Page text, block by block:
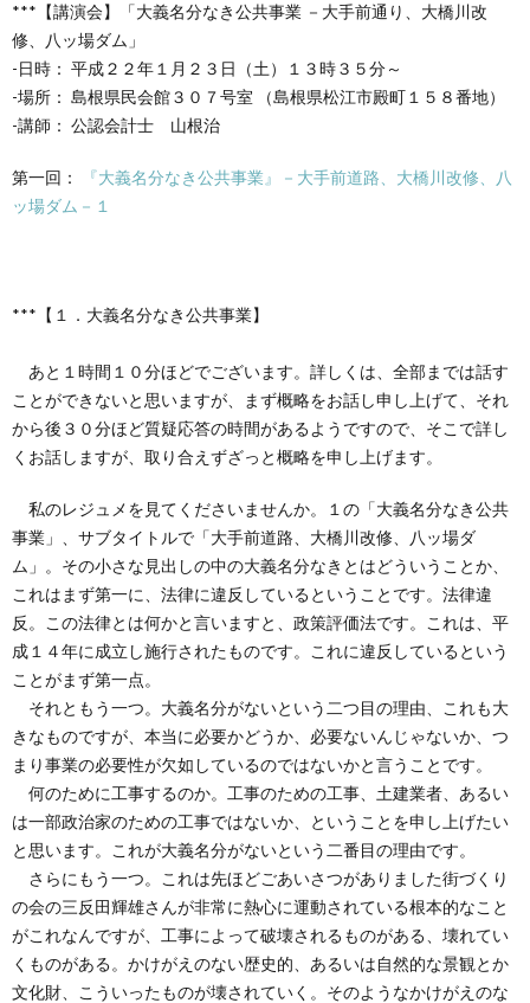
***【講演会】「大義名分なき公共事業 －大手前通り、大橋川改
修、八ッ場ダム」
-日時： 平成２２年１月２３日（土）１３時３５分～
-場所： 島根県民会館３０７号室 （島根県松江市殿町１５８番地）
-講師： 公認会計士 山根治
第一回：
『大義名分なき公共事業』－大手前道路、大橋川改修、八
ッ場ダム－１
***【１．大義名分なき公共事業】
あと１時間１０分ほどでございます。詳しくは、全部までは話す
ことができないと思いますが、まず概略をお話し申し上げて、それ
から後３０分ほど質疑応答の時間があるようですので、そこで詳し
くお話しますが、取り合えずざっと概略を申し上げます。
私のレジュメを見てくださいませんか。１の「大義名分なき公共
事業」、サブタイトルで「大手前道路、大橋川改修、八ッ場ダ
ム」。その小さな見出しの中の大義名分なきとはどういうことか、
これはまず第一に、法律に違反しているということです。法律違
反。この法律とは何かと言いますと、政策評価法です。これは、平
成１４年に成立し施行されたものです。これに違反しているという
ことがまず第一点。
それともう一つ。大義名分がないという二つ目の理由、これも大
きなものですが、本当に必要かどうか、必要ないんじゃないか、つ
まり事業の必要性が欠如しているのではないかと言うことです。
何のために工事するのか。工事のための工事、土建業者、あるい
は一部政治家のための工事ではないか、ということを申し上げたい
と思います。これが大義名分がないという二番目の理由です。
さらにもう一つ。これは先ほどごあいさつがありました街づくり
の会の三反田輝雄さんが非常に熱心に運動されている根本的なこと
がこれなんですが、工事によって破壊されるものがある、壊れてい
くものがある。かけがえのない歴史的、あるいは自然的な景観とか
文化財、こういったものが壊されていく。そのようなかけがえのな